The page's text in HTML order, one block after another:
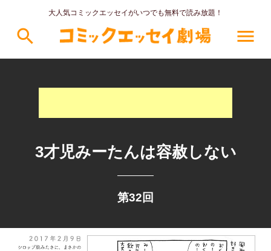
大人気コミックエッセイがいつでも無料で読み放題！
search menu
3才児みーたんは容赦しない
第32回